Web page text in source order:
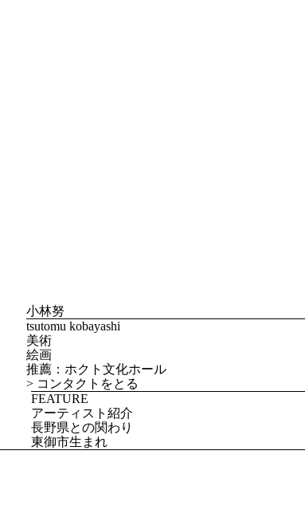
小林努
tsutomu kobayashi
美術
絵画
推薦：ホクト文化ホール
> コンタクトをとる
FEATURE
アーティスト紹介
長野県との関わり
東御市生まれ